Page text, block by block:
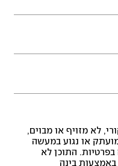
לא מזויף או מבוים,
או נגוע במעשה
בפרטיות. התוכן לא
באמצעות בינה